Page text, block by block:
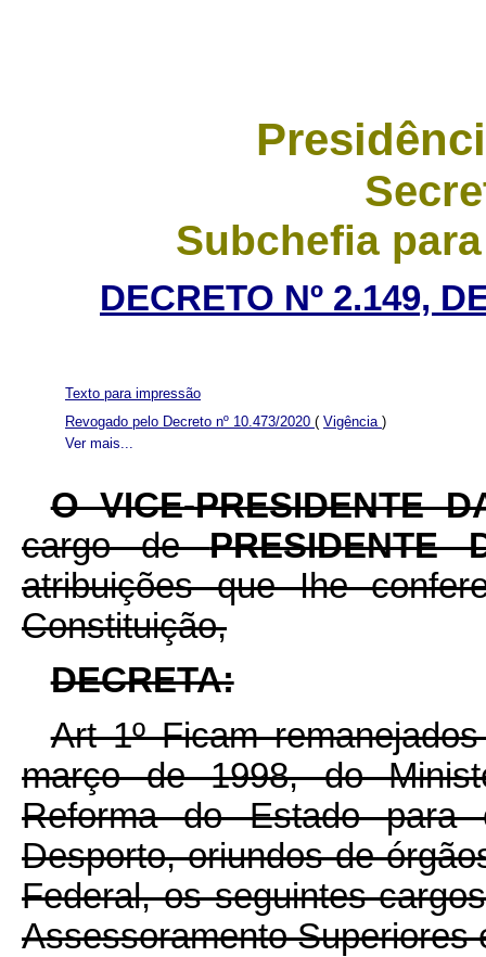
Subchefia
DECRETO Nº 2.149,
Ver mais...
Texto para impressão
Revogado pelo Decreto nº 10.473/2020 ( Vigência )
O VICE-PRESIDENTE
cargo de
atribuições que Ihe
Constituição,
DECRETA:
Art 1º Ficam
março de 1998, do
Reforma do Estado
Desporto, oriundos de
Federal, os seguintes
Assessoramento Superiores